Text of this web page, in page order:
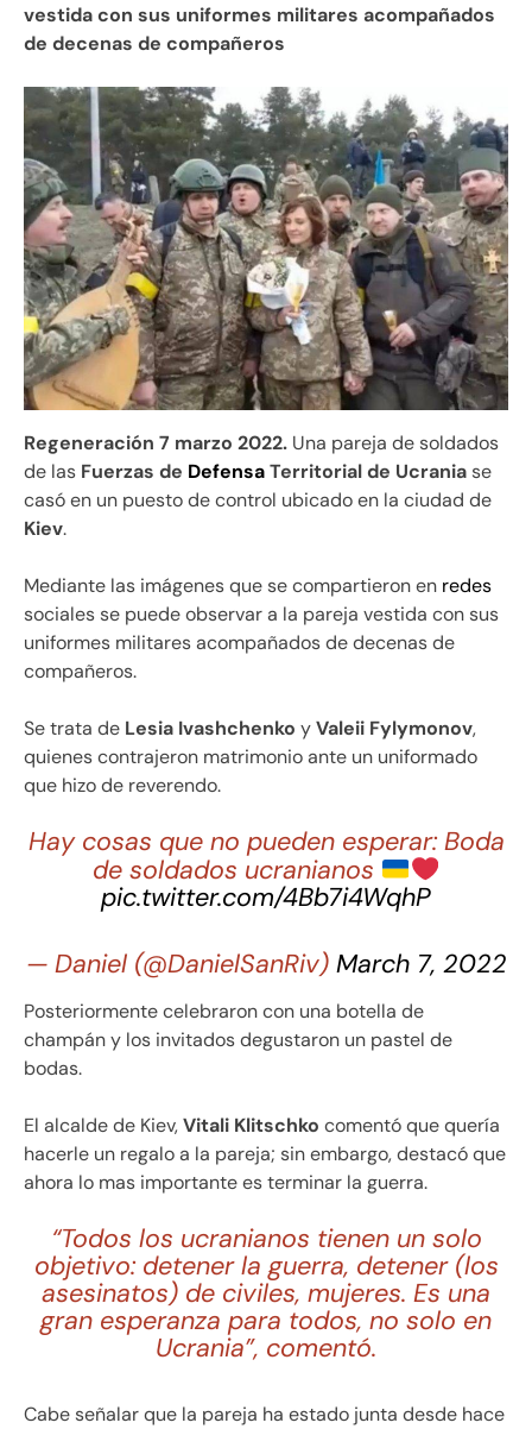
vestida con sus uniformes militares acompañados
de decenas de compañeros
Regeneración 7 marzo 2022. Una pareja de soldados
de las Fuerzas de DefensaTerritorial de Ucraniase
casó en un puesto de control ubicado en la ciudad de
Kiev.
Mediante las imágenes que se compartieron en redes
sociales se puede observar a la pareja vestida con sus
uniformes militares acompañados de decenas de
compañeros.
Se trata de Lesia Ivashchenko yValeii Fylymonov,
quienes contrajeron matrimonio ante un uniformado
que hizo de reverendo.
Hay cosas que no pueden esperar: Boda
de soldados ucranianos
pic.twitter.com/4Bb7i4WqhP
— Daniel (@DanielSanRiv) March 7, 2022
Posteriormente celebraron con una botella de
champán y los invitados degustaron un pastel de
bodas.
El alcalde de Kiev,Vitali Klitschko comentó que quería
hacerle un regalo a la pareja; sin embargo, destacó que
ahora lo mas importante es terminar la guerra.
“Todos los ucranianos tienen un solo
objetivo: detener la guerra, detener (los
asesinatos) de civiles, mujeres. Es una
gran esperanza para todos, no solo en
Ucrania”, comentó.
Cabe señalar que la pareja ha estado junta desde hace